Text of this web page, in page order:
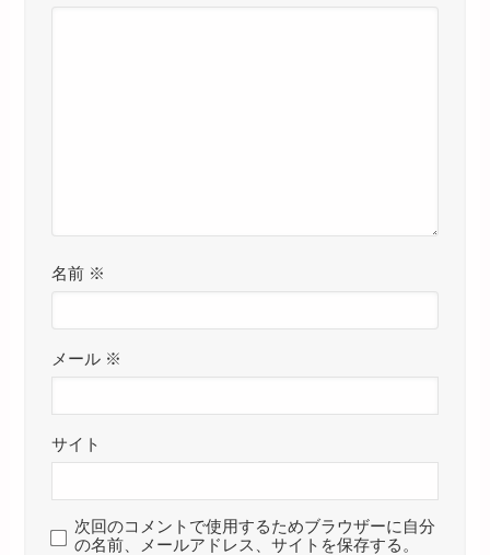
名前 ※
メール ※
サイト
次回のコメントで使用するためブラウザーに自分
の名前、メールアドレス、サイトを保存する。